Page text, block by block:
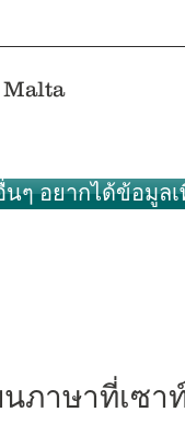
Malta
นๆ อยากได้ข้อมูล
นภาษาที่เซ